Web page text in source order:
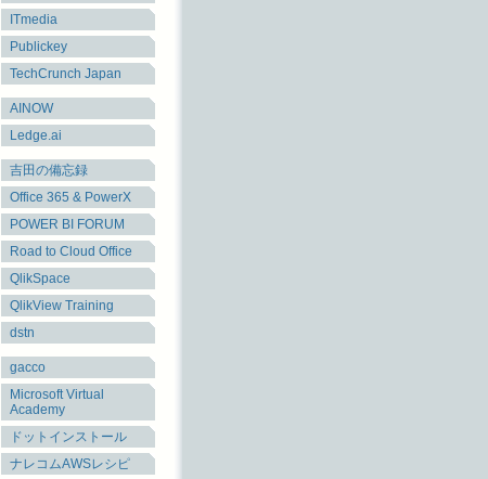
ITmedia
Publickey
TechCrunch Japan
AINOW
Ledge.ai
吉田の備忘録
Office 365 & PowerX
POWER BI FORUM
Road to Cloud Office
QlikSpace
QlikView Training
dstn
gacco
Microsoft Virtual
Academy
ドットインストール
ナレコムAWSレシピ